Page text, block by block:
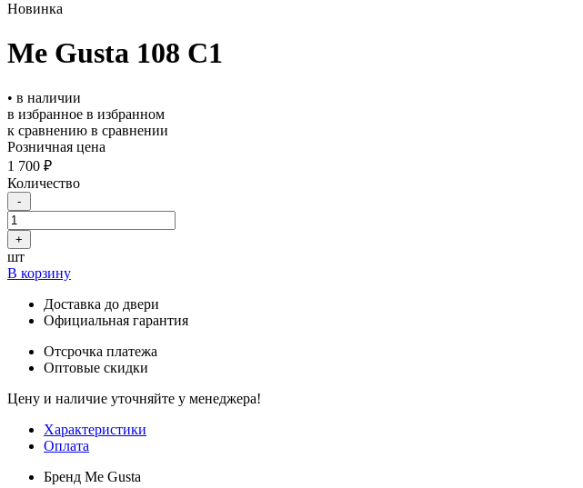
Новинка
Me Gusta 108 C1
• в наличии
в избранное в избранном
к сравнению в сравнении
Розничная цена
1 700 ₽
Количество
-
+
шт
В корзину
Доставка до двери
Официальная гарантия
Отсрочка платежа
Оптовые скидки
Цену и наличие уточняйте у менеджера!
Характеристики
Оплата
Бренд Me Gusta